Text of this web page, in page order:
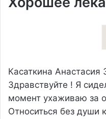
Касаткина Анастасия
Здравствуйте ! Я
момент ухаживаю за
Относиться без души